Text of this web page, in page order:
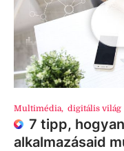
Multimédia, digitális világ
7 tipp,
alkalmazásaid